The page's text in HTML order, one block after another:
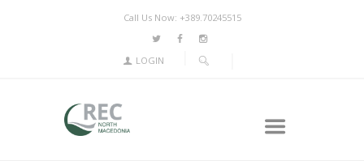
Call Us Now: +389.70245515
LOGIN